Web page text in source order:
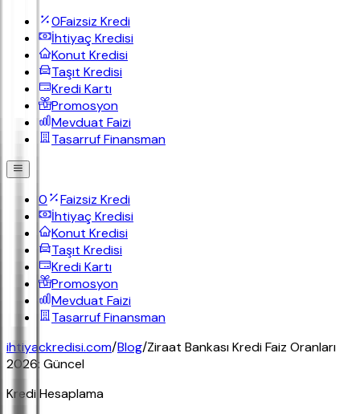
0Faizsiz Kredi
İhtiyaç Kredisi
Konut Kredisi
Taşıt Kredisi
Kredi Kartı
Promosyon
Mevduat Faizi
Tasarruf Finansman
0
Faizsiz Kredi
İhtiyaç Kredisi
Konut Kredisi
Taşıt Kredisi
Kredi Kartı
Promosyon
Mevduat Faizi
Tasarruf Finansman
ihtiyackredisi.com/Blog/Ziraat Bankası Kredi Faiz Oranları
2026: Güncel
Kredi Hesaplama